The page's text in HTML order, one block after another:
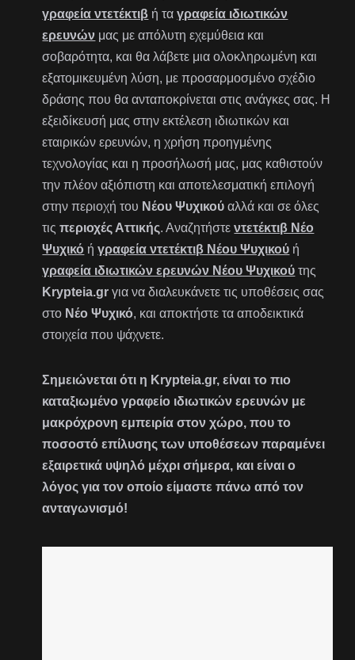
γραφεία ντετέκτιβ ή ταγραφεία ιδιωτικών
ερευνών μας με απόλυτη εχεμύθεια και
σοβαρότητα, και θα λάβετε μια ολοκληρωμένη και
εξατομικευμένη λύση, με προσαρμοσμένο σχέδιο
δράσης που θα ανταποκρίνεται στις ανάγκες σας. Η
εξειδίκευσή μας στην εκτέλεση ιδιωτικών και
εταιρικών ερευνών, η χρήση προηγμένης
τεχνολογίας και η προσήλωσή μας, μας καθιστούν
την πλέον αξιόπιστη και αποτελεσματική επιλογή
στην περιοχή του Νέου Ψυχικού αλλά και σε όλες
τιςπεριοχές Αττικής. Αναζητήστεντετέκτιβ Νέο
Ψυχικό ήγραφεία ντετέκτιβ Νέου Ψυχικού ή
γραφεία ιδιωτικών ερευνών Νέου Ψυχικού της
Krypteia.gr για να διαλευκάνετε τις υποθέσεις σας
στο Νέο Ψυχικό, και αποκτήστε τα αποδεικτικά
στοιχεία που ψάχνετε.
Σημειώνεται ότι η Krypteia.gr, είναι το πιο
καταξιωμένο γραφείο ιδιωτικών ερευνών με
μακρόχρονη εμπειρία στον χώρο, που το
ποσοστό επίλυσης των υποθέσεων παραμένει
εξαιρετικά υψηλό μέχρι σήμερα, και είναι ο
λόγος για τον οποίο είμαστε πάνω από τον
ανταγωνισμό!